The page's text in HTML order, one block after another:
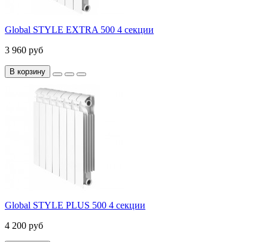
Global STYLE EXTRA 500 4 секции
3 960 руб
В корзину
Global STYLE PLUS 500 4 секции
4 200 руб